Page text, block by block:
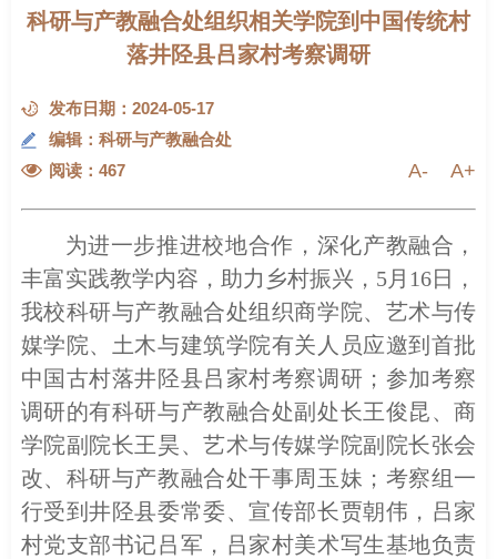
科研与产教融合处组织相关学院到中国传统村
落井陉县吕家村考察调研
发布日期：2024-05-17
编辑：科研与产教融合处
阅读： 467 A- A+
为进一步推进校地合作，深化产教融合，
丰富实践教学内容，助力乡村振兴， 5月16日，
我校科研与产教融合处组织商学院、艺术与传
媒学院、土木与建筑学院有关人员应邀到首批
中国古村落井陉县吕家村考察调研；参加考察
调研的有科研与产教融合处副处长王俊昆、商
学院副 院长王昊、艺术与传媒学院副 院长张会
改、科研与产教融合处干事周玉妹；考察组 一
行受到井陉县委常委、宣传部长贾朝伟，吕家
村党支部书记吕军，吕家村美术写生基地负责